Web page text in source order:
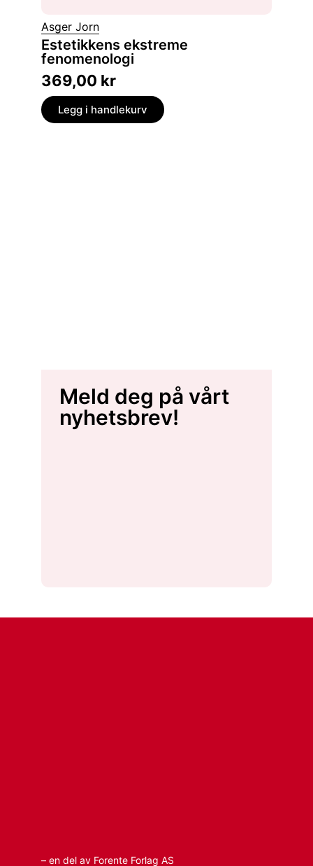
Asger Jorn
Estetikkens ekstreme
fenomenologi
369,00 kr
Legg i handlekurv
Meld deg på vårt
nyhetsbrev!
– en del av Forente Forlag AS